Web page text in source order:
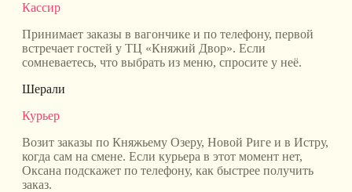
Кассир
Принимает заказы в вагончике и по телефону, первой
встречает гостей у ТЦ «Княжий Двор». Если
сомневаетесь, что выбрать из меню, спросите у неё.
Шерали
Курьер
Возит заказы по Княжьему Озеру, Новой Риге и в Истру,
когда сам на смене. Если курьера в этот момент нет,
Оксана подскажет по телефону, как быстрее получить
заказ.